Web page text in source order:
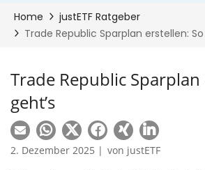
Trade Republic Sparplan
geht’s
2. Dezember 2025 | von justETF